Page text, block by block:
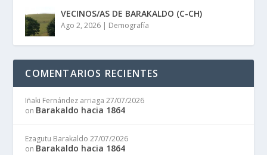
VECINOS/AS DE BARAKALDO (C-CH)
Ago 2, 2026 | Demografía
COMENTARIOS RECIENTES
Iñaki Fernández arriaga 27/07/2026
on Barakaldo hacia 1864
Ezagutu Barakaldo 27/07/2026
on Barakaldo hacia 1864